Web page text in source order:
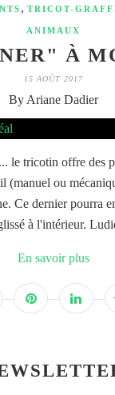
, TRICOT-
ANIMAUX
À
15 AOÛT 2017
By Ariane Dadier
le tricotin offre des
(manuel ou
Ce dernier pourra
à l'intérieur.
En savoir plus